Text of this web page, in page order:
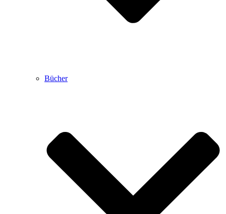
Bücher